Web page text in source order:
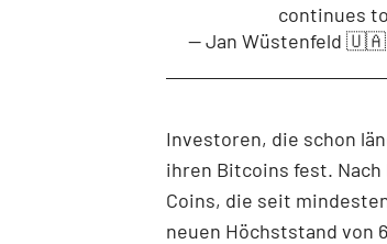
continues
— Jan Wüstenfeld 🇺🇦
Investoren, die schon
ihren Bitcoins fest.
Coins, die seit
neuen Höchststand von